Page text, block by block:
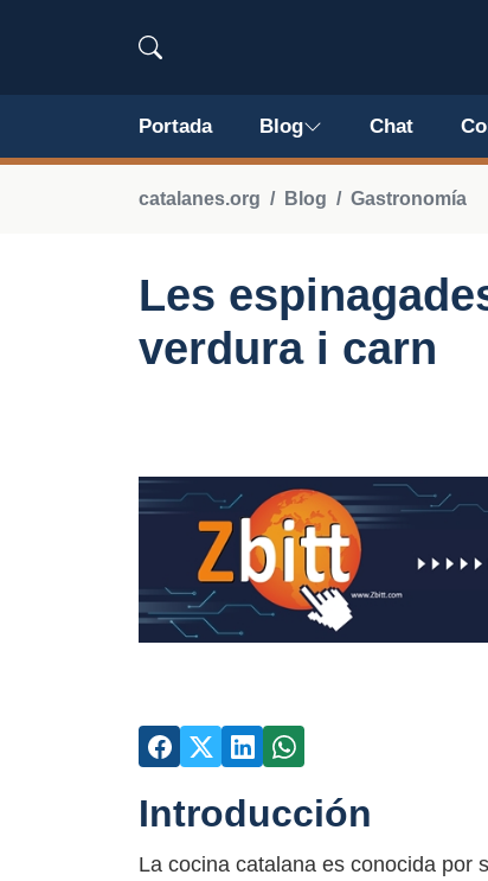
Portada Blog Chat
catalanes.org Blog Gastronomía
Les
verdura i carn
Introducción
La cocina catalana es conocida por